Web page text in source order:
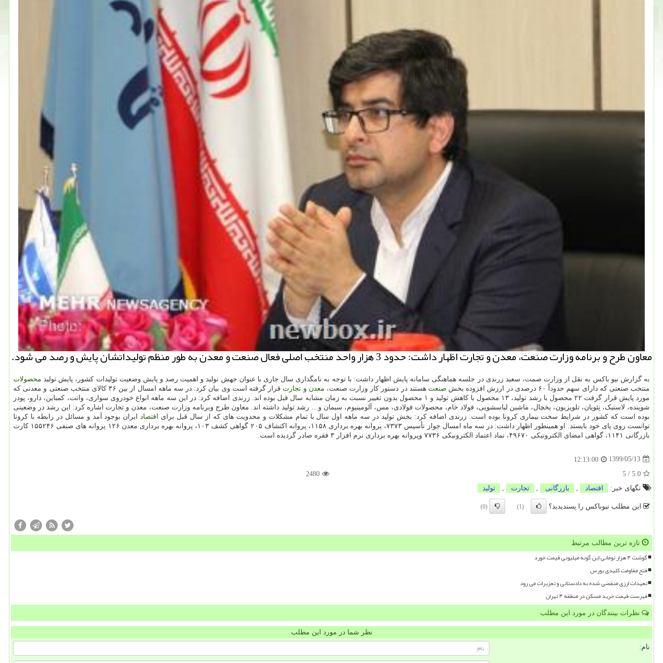
معاون طرح و برنامه وزارت صنعت، معدن و تجارت اظهار داشت: حدود 3 هزار واحد منتخب اصلی فعال صنعت و معدن به طور منظم تولیداتشان پایش و رصد می شود.
به گزارش نیو باکس به نقل از وزارت صمت، سعید زرندی در جلسه هماهنگی سامانه پایش اظهار داشت: با توجه به نامگذاری سال جاری با عنوان جهش تولید و اهمیت رصد و پایش وضعیت تولیدات کشور، پایش تولید محصولات
منتخب صنعتی که دارای سهم حدوداً ۶۰ درصدی در ارزش افزوده بخش
صنعت هستند در دستور کار وزارت صنعت، معدن و تجارت
قرار گرفته است وی بیان کرد: در سه ماهه امسال از بین ۳۶ کالای منتخب صنعتی و معدنی که
مورد پایش قرار گرفت ۲۲ محصول با رشد تولید، ۱۳ محصول با کاهش تولید و ۱ محصول بدون تغییر نسبت به زمان مشابه سال قبل بوده اند. زرندی اضافه کرد: در این سه ماهه انواع خودروی سواری، وانت، کمباین، دارو، پودر
شوینده، لاستیک، نِئوپان، تلویزیون، یخچال، ماشین لباسشویی، فولاد خام، محصولات فولادی، مس، آلومینیوم، سیمان و… رشد تولید داشته اند. معاون طرح وبرنامه وزارت صنعت، معدن و تجارت اشاره کرد: این رشد در وضعیتی
بوده است که کشور در شرایط سخت بیماری کرونا بوده است. زرندی اضافه کرد: بخش تولید در سه ماهه اول سال با تمام مشکلات و محدویت های که از سال قبل برای اقتصاد ایران بوجود آمد و مسائل در رابطه با کرونا
توانست روی پای خود بایستد. او همینطور اظهار داشت: در سه ماه امسال جواز تأسیس ۷۳۷۳، پروانه بهره برداری ۱۱۵۸، پروانه اکتشاف ۲۰۵ گواهی کشف ۱۰۳، پروانه بهره برداری معدن ۱۲۶ پروانه های صنفی ۱۵۵۲۴۶ کارت
بازرگانی ۱۱۴۱، گواهی امضای الکترونیکی ۴۹۶۷۰، نماد اعتماد الکترونیکی ۷۷۳۶ وپروانه بهره برداری نرم افزار ۳ فقره صادر گردیده است.
1399/05/13
12:13:00
5.0
/
5
2480
تگهای خبر:
اقتصاد , بازرگانی , تجارت , تولید
این مطلب نیوباکس را پسندیدید؟ (1)
(0)
تازه ترین مطالب مرتبط
گوشت ۴ هزار تومانی این گونه میلیونی قیمت خورد
فتح مقاومت کلیدی بورس
تعهدات ارزی منقضی شده به دادستانی و تعزیرات می رود
فهرست قیمت خرید مسکن در منطقه ۴ تهران
نظرات بینندگان در مورد این مطلب
نظر شما در مورد این مطلب
نام: